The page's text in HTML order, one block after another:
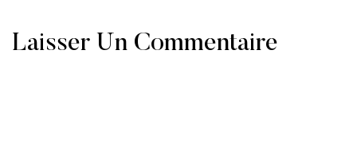
Laisser Un Commentaire